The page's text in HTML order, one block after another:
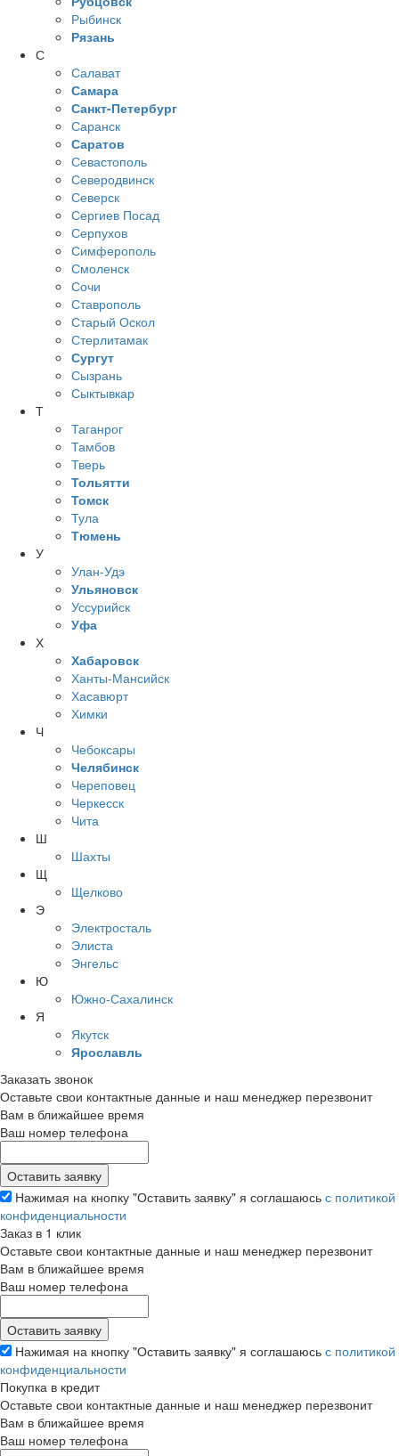
Рыбинск
Рязань
С
Салават
Самара
Санкт-Петербург
Саранск
Саратов
Севастополь
Северодвинск
Северск
Сергиев Посад
Серпухов
Симферополь
Смоленск
Сочи
Ставрополь
Старый Оскол
Стерлитамак
Сургут
Сызрань
Сыктывкар
Т
Таганрог
Тамбов
Тверь
Тольятти
Томск
Тула
Тюмень
У
Улан-Удэ
Ульяновск
Уссурийск
Уфа
Х
Хабаровск
Ханты-Мансийск
Хасавюрт
Химки
Ч
Чебоксары
Челябинск
Череповец
Черкесск
Чита
Ш
Шахты
Щ
Щелково
Э
Электросталь
Элиста
Энгельс
Ю
Южно-Сахалинск
Я
Якутск
Ярославль
Заказать звонок
Оставьте свои контактные данные и наш менеджер перезвонит
Вам в ближайшее время
Ваш номер телефона
Нажимая на кнопку "Оставить заявку" я соглашаюсь с политикой
конфиденциальности
Заказ в 1 клик
Оставьте свои контактные данные и наш менеджер перезвонит
Вам в ближайшее время
Ваш номер телефона
Нажимая на кнопку "Оставить заявку" я соглашаюсь с политикой
конфиденциальности
Покупка в кредит
Оставьте свои контактные данные и наш менеджер перезвонит
Вам в ближайшее время
Ваш номер телефона